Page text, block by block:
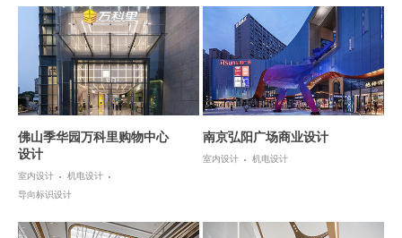
佛山季华园万科里购物中心
设计
室内设计
机电设计
导向标识设计
南京弘阳广场商业设计
室内设计 机电设计